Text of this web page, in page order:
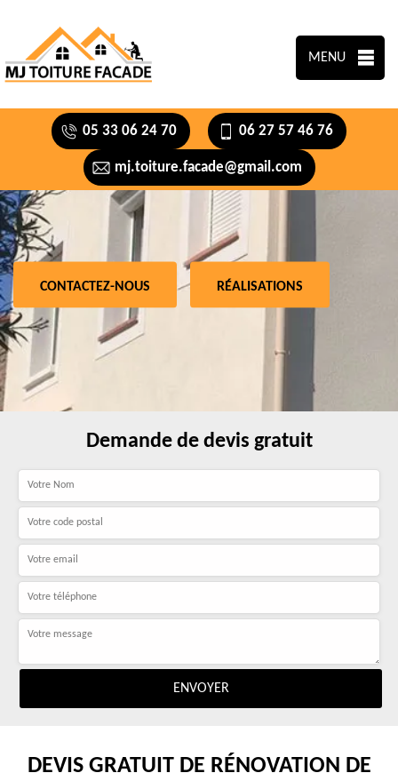
MENU
05 33 06 24 70 06 27 57 46 76
mj.toiture.facade@gmail.com
CONTACTEZ-NOUS RÉALISATIONS
Demande de devis gratuit
DEVIS GRATUIT DE RÉNOVATION DE